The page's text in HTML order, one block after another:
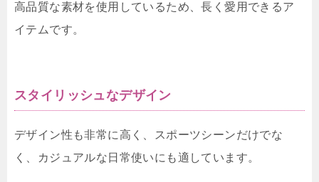
高品質な素材を使用しているため、長く愛用できるア
イテムです。
スタイリッシュなデザイン
デザイン性も非常に高く、スポーツシーンだけでな
く、カジュアルな日常使いにも適しています。